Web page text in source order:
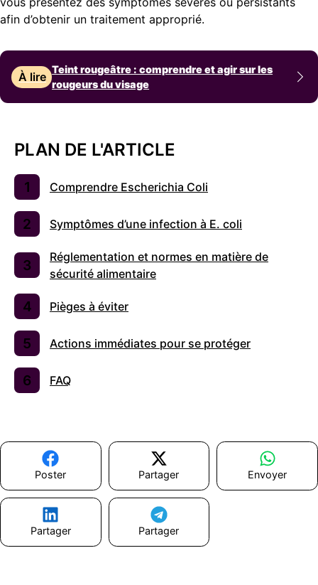
afin d’obtenir un traitement approprié.
À lire
Teint rougeâtre : comprendre et agir sur les
rougeurs du visage
PLAN DE L'ARTICLE
Comprendre Escherichia Coli
Symptômes d’une infection à E. coli
Réglementation et normes en matière de
sécurité alimentaire
Pièges à éviter
Actions immédiates pour se protéger
FAQ
Poster Partager Envoyer
Partager Partager